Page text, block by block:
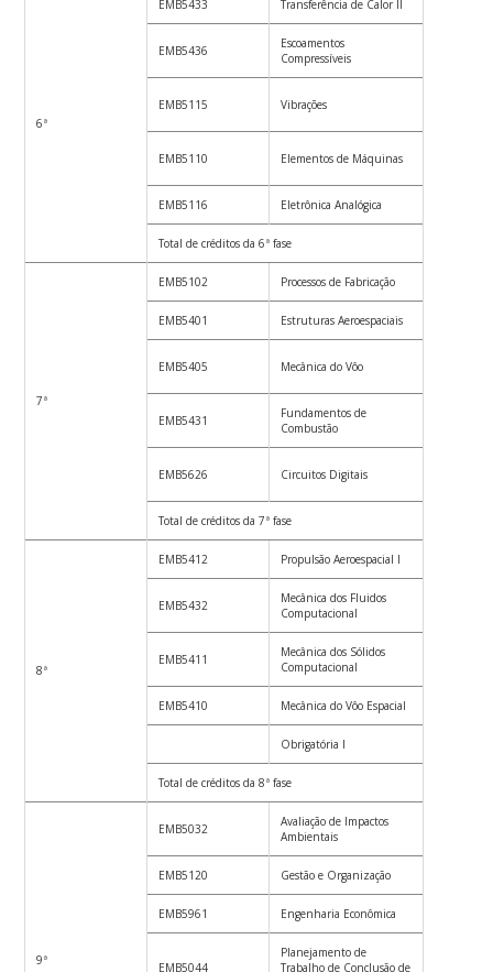
6ª
EMB5433 Transferência de Calor II
EMB5436
Escoamentos
Compressíveis
EMB5115 Vibrações
EMB5110 Elementos de Máquinas
EMB5116 Eletrônica Analógica
Total de créditos da 6ª fase
7ª
EMB5102 Processos de Fabricação
EMB5401 Estruturas Aeroespaciais
EMB5405 Mecânica do Vôo
EMB5431
Fundamentos de
Combustão
EMB5626 Circuitos Digitais
Total de créditos da 7ª fase
8ª
EMB5412 Propulsão Aeroespacial I
EMB5432
Mecânica dos Fluidos
Computacional
EMB5411
Mecânica dos Sólidos
Computacional
EMB5410 Mecânica do Vôo Espacial
Obrigatória I
Total de créditos da 8ª fase
9ª
EMB5032
Avaliação de Impactos
Ambientais
EMB5120 Gestão e Organização
EMB5961 Engenharia Econômica
EMB5044
Planejamento de
Trabalho de Conclusão de